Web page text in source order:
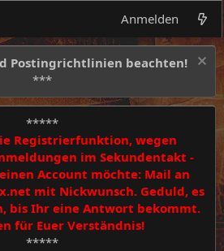
Anmelden
Postingrichtlinien beachten!
***
*****
Registrierfunktion, wegen
im Sekundentakt -
Account möchte: Mail an
mit Nickwunsch. Geduld, es
bis Ihr eine Antwort bekommt.
für Euer Verständnis!
*****